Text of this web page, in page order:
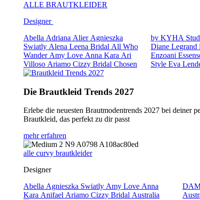
ALLE BRAUTKLEIDER
Designer
Abella Adriana Alier Agnieszka
Swiatly Alena Leena Bridal All Who
Wander Amy Love Anna Kara Ari
Villoso Ariamo Cizzy Bridal Chosen
by KYHA
Diane Legrand
Enzoani
Style Eva
Die Brautkleid Trends 2027
Erlebe die neuesten Brautmodentrends 2027 bei deiner
Brautkleid, das perfekt zu dir passt
mehr erfahren
alle curvy brautkleider
Designer
Abella Agnieszka Swiatly Amy Love Anna
Kara Anifael Ariamo Cizzy Bridal Australia